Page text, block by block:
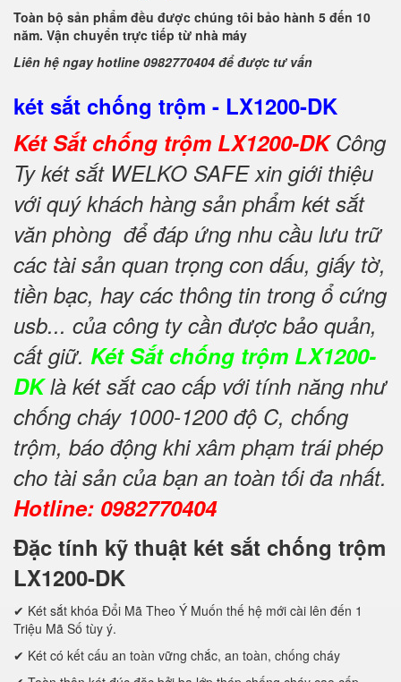
Toàn bộ sản phẩm đều được chúng tôi bảo hành 5 đến 10
năm. Vận chuyển trực tiếp từ nhà máy
Liên hệ ngay hotline 0982770404 để được tư vấn
két sắt chống trộm - LX1200-DK
Két Sắt chống trộm LX1200-DKCông
Ty két sắt WELKO SAFE xin giới thiệu
với quý khách hàng sản phẩm két sắt
văn phòng để đáp ứng nhu cầu lưu trữ
các tài sản quan trọng con dấu, giấy tờ,
tiền bạc, hay các thông tin trong ổ cứng
usb... của công ty cần được bảo quản,
cất giữ. Két Sắt chống trộm LX1200-
DKlà két sắt cao cấp với tính năng như
chống cháy 1000-1200 độ C, chống
trộm, báo động khi xâm phạm trái phép
cho tài sản của bạn an toàn tối đa nhất.
Hotline: 0982770404
Đặc tính kỹ thuật két sắt chống trộm
LX1200-DK
✔ Két sắt khóa Đổi Mã Theo Ý Muốn thế hệ mới cài lên đến 1
Triệu Mã Số tùy ý.
✔ Két có kết cấu an toàn vững chắc, an toàn, chống cháy